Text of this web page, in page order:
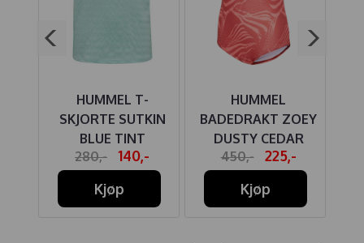
HUMMEL T-
SKJORTE SUTKIN
BLUE TINT
280,-
140,-
Kjøp
HUMMEL
BADEDRAKT ZOEY
DUSTY CEDAR
450,-
225,-
Kjøp